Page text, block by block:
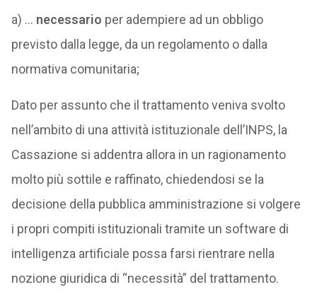
a) … necessario per adempiere ad un obbligo
previsto dalla legge, da un regolamento o dalla
normativa comunitaria;
Dato per assunto che il trattamento veniva svolto
nell’ambito di una attività istituzionale dell’INPS, la
Cassazione si addentra allora in un ragionamento
molto più sottile e raffinato, chiedendosi se la
decisione della pubblica amministrazione si volgere
i propri compiti istituzionali tramite un software di
intelligenza artificiale possa farsi rientrare nella
nozione giuridica di “necessità” del trattamento.